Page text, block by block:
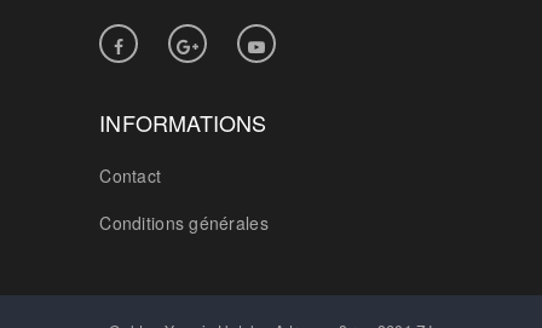
INFORMATIONS
Contact
Conditions générales